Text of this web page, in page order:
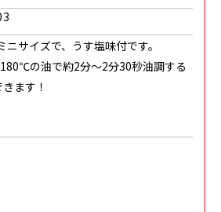
サイズで、うす塩味付です。
の油で約2分～2分30秒油調する
ます！